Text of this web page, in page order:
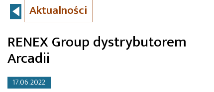
Aktualności
RENEX Group dystrybutorem
Arcadii
17.06.2022